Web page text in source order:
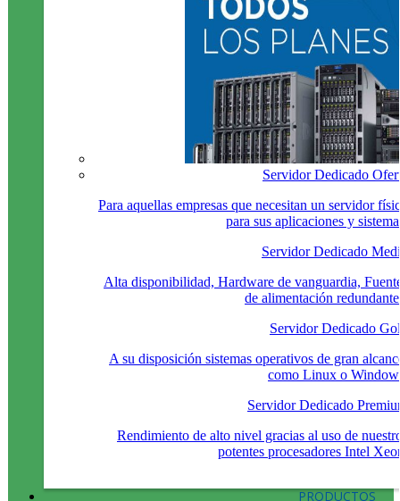
Servidor Dedicado
Para aquellas empresas que necesitan un servidor
para sus aplicaciones y
Servidor Dedicado
Alta disponibilidad, Hardware de vanguardia,
de alimentación
Servidor Dedicado
A su disposición sistemas operativos de gran
como Linux o
Servidor Dedicado
Rendimiento de alto nivel gracias al uso de
potentes procesadores Intel
PRODUCTOS